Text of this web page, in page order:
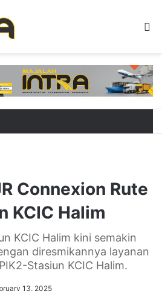
Connexion Rute
KCIC Halim
KCIC Halim kini semakin
diresmikannya layanan
Stasiun KCIC Halim.
13, 2025